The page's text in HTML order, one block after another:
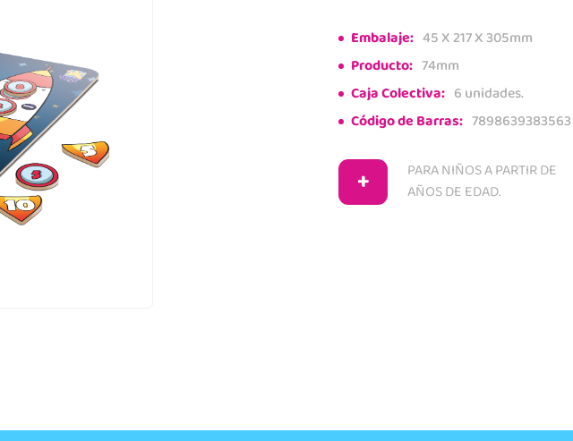
Embalaje: 45 X 217 X 305mm
Producto: 74mm
Caja Colectiva: 6 unidades.
Código de Barras: 7898639383563
+
PARA NIÑOS A PARTIR DE
AÑOS DE EDAD.